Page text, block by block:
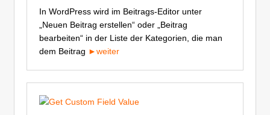
In WordPress wird im Beitrags-Editor unter
„Neuen Beitrag erstellen“ oder „Beitrag
bearbeiten“ in der Liste der Kategorien, die man
dem Beitrag ►weiter